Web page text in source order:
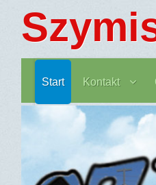
Start Kontakt